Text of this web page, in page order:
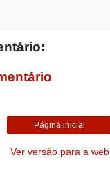
Página inicial
Ver versão para a web